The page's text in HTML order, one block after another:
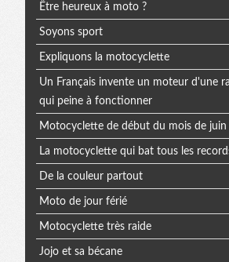
Être heureux à moto ?
Soyons sport
Expliquons la motocyclette
Un Français invente un moteur d'une
qui peine à fonctionner
Motocyclette de début du mois de juin
La motocyclette qui bat tous les
De la couleur partout
Moto de jour férié
Motocyclette très raide
Jojo et sa bécane